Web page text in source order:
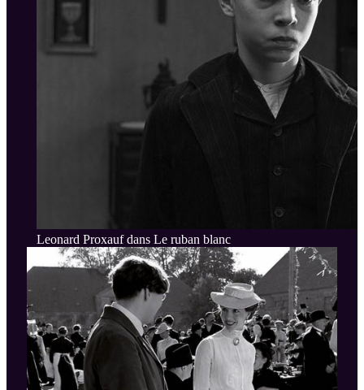
Leonard Proxauf dans Le ruban blanc